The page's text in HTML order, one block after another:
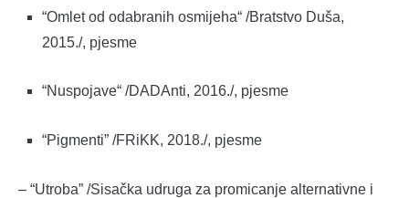
“Omlet od odabranih osmijeha“ /Bratstvo Duša,
2015./, pjesme
“Nuspojave“ /DADAnti, 2016./, pjesme
“Pigmenti” /FRiKK, 2018./, pjesme
– “Utroba” /Sisačka udruga za promicanje alternativne i